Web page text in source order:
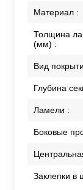
Материал :
Толщина
(мм) :
Вид
Глубина
Ламели :
Боковые
Заклепки в